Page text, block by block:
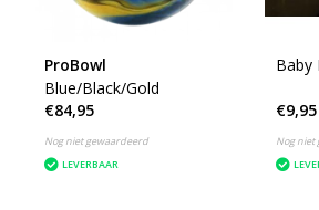
ProBowl
Blue/Black/Gold
€84,95
Nog niet gewaardeerd
LEVERBAAR
Baby
€9,95
Nog niet